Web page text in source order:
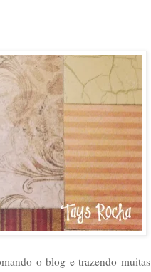
o blog e trazendo muitas